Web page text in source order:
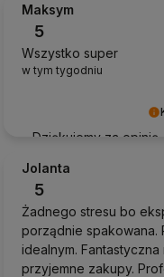
Dziękujemy za opinię
Maksym
5
Wszystko super
w tym tygodniu
Jolanta
5
Żadnego stresu bo
porządnie spakowana.
idealnym.
przyjemne zakupy.